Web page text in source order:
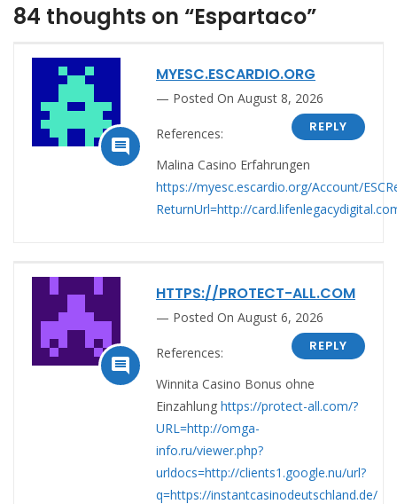
84 thoughts on “Espartaco”

MYESC.ESCARDIO.ORG
Posted On August 8, 2026
REPLY
References:
Malina Casino Erfahrungen
https://myesc.escardio.org/Account/
ReturnUrl=http://

HTTPS://PROTECT-ALL.COM
Posted On August 6, 2026
REPLY
References:
Winnita Casino Bonus ohne
Einzahlung https://protect-all.com/?
URL=http://omga-
info.ru/viewer.php?
urldocs=http://clients1.google.nu/url?
q=https://instantcasinodeutschland.de/